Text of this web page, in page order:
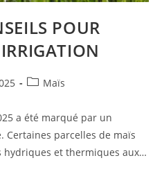
POUR
Maïs
a été marqué par un
Certaines parcelles de maïs
hydriques et thermiques aux…